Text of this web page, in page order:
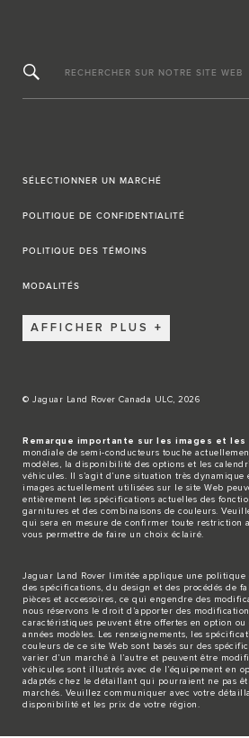
RECHERCHER SUR NOTRE SITE WEB
SÉLECTIONNER UN MARCHÉ
POLITIQUE DE CONFIDENTIALITÉ
POLITIQUE DES TÉMOINS
MODALITÉS
AFFICHER PLUS
© Jaguar Land Rover Canada ULC, 2026
Remarque importante sur les images et les
mondiale de semi-conducteurs touche
modèles, la disponibilité des options et les
véhicules. Il s’agit d’une situation très dynamique
images actuellement utilisées sur le site Web
entièrement les spécifications actuelles des
garnitures et des combinaisons de couleurs.
qui sera en mesure de confirmer toute restriction
vous permettre de faire un choix éclairé.
Jaguar Land Rover limitée applique une politique
des spécifications, du design et des procédés de
pièces et accessoires, ce qui engendre des
nous réservons le droit d’apporter des
caractéristiques peuvent être offertes en option
années modèles. Les renseignements, les
couleurs de ce site Web sont basés sur des
varier d’un marché à l’autre et peuvent être
véhicules sont illustrés avec de l’équipement en
adaptés chez le détaillant qui pourraient ne pas
marchés. Veuillez communiquer avec votre
disponibilité et les prix de votre région.